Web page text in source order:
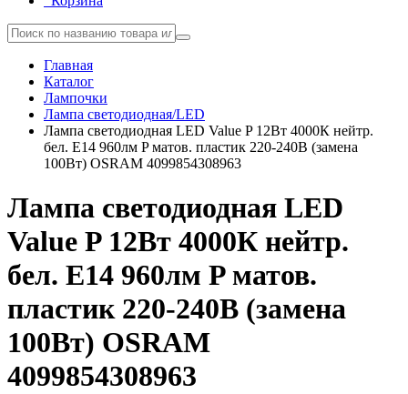
Главная
Каталог
Лампочки
Лампа светодиодная/LED
Лампа светодиодная LED Value P 12Вт 4000К нейтр.
бел. E14 960лм P матов. пластик 220-240В (замена
100Вт) OSRAM 4099854308963
Лампа светодиодная LED
Value P 12Вт 4000К нейтр.
бел. E14 960лм P матов.
пластик 220-240В (замена
100Вт) OSRAM
4099854308963